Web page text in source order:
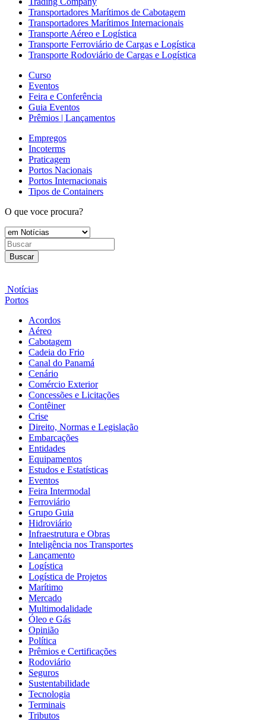
Transportadores Marítimos de Cabotagem
Transportadores Marítimos Internacionais
Transporte Aéreo e Logística
Transporte Ferroviário de Cargas e Logística
Transporte Rodoviário de Cargas e Logística
Curso
Eventos
Feira e Conferência
Guia Eventos
Prêmios | Lançamentos
Empregos
Incoterms
Praticagem
Portos Nacionais
Portos Internacionais
Tipos de Containers
O que voce procura?
Buscar
Notícias
Portos
Acordos
Aéreo
Cabotagem
Cadeia do Frio
Canal do Panamá
Cenário
Comércio Exterior
Concessões e Licitações
Contêiner
Crise
Direito, Normas e Legislação
Embarcações
Entidades
Equipamentos
Estudos e Estatísticas
Eventos
Feira Intermodal
Ferroviário
Grupo Guia
Hidroviário
Infraestrutura e Obras
Inteligência nos Transportes
Lançamento
Logística
Logística de Projetos
Marítimo
Mercado
Multimodalidade
Óleo e Gás
Opinião
Política
Prêmios e Certificações
Rodoviário
Seguros
Sustentabilidade
Tecnologia
Terminais
Tributos